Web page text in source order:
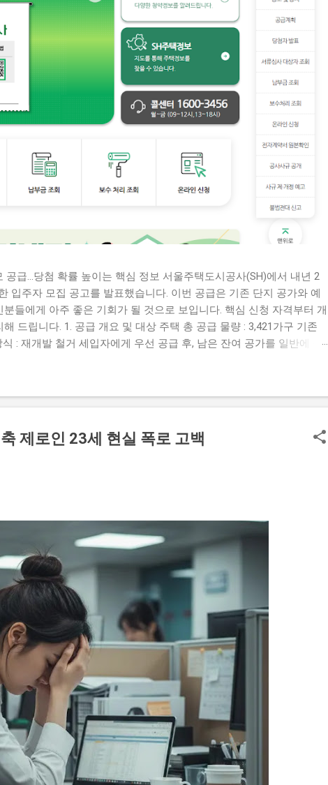
공급…당첨 확률 높이는 핵심 정보 서울주택도시공사(SH)에서 내년 2
입주자 모집 공고를 발표했습니다. 이번 공급은 기존 단지 공가와 예
들에게 아주 좋은 기회가 될 것으로 보입니다. 핵심 신청 자격부터 개
드립니다. 1. 공급 개요 및 대상 주택 총 공급 물량 : 3,421가구 기존
: 재개발 철거 세입자에게 우선 공급 후, 남은 잔여 공가를 일반에 공
• 1순위: 50% 이하 • 2순위: 70% 이하 총자산 기준 세대 합산 총자산 3
4,542만 원 이하 3. 꼭 알아두어야 할 주요 변경 사항 이번 모집부터
습니다. 가점 항목 단순화 (선정 기준 개편) 기존 가점 항목 중 '신청자
거주 기간' 2가지 항목만 반영 온라인 서류 제출 도입 서류 심사 대
경우 후순위 접수는 진행되지 않으니 , 가능하면 선순위 기간 내에 반
제로인 23세 현실 폭로 고백